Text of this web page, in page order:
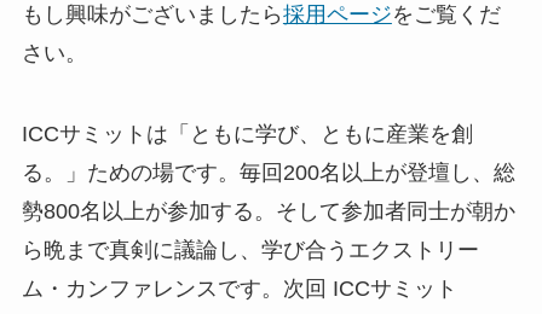
もし興味がございましたら採用ページをご覧くだ
さい。
ICCサミットは「ともに学び、ともに産業を創
る。」ための場です。毎回200名以上が登壇し、総
勢800名以上が参加する。そして参加者同士が朝か
ら晩まで真剣に議論し、学び合うエクストリー
ム・カンファレンスです。次回 ICCサミット